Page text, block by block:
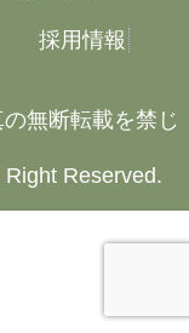
採用情報
無断転載を禁じ
Reserved.